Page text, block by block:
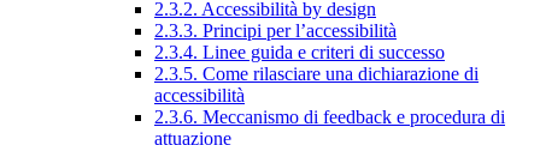
2.3.2. Accessibilità by design
2.3.3. Principi per l’accessibilità
2.3.4. Linee guida e criteri di successo
2.3.5. Come rilasciare una dichiarazione di
accessibilità
2.3.6. Meccanismo di feedback e procedura di
attuazione